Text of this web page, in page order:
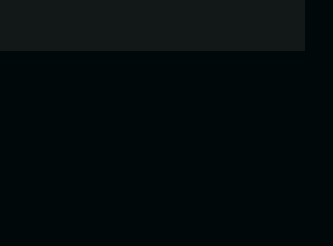
coin baseada em Solana, desde a